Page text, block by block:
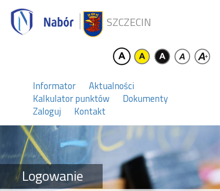
SZCZECIN
Informator
Aktualności
Kalkulator punktów
Dokumenty
Zaloguj
Kontakt
Logowanie